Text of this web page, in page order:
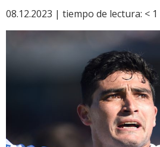
08.12.2023 | tiempo de lectura: < 1